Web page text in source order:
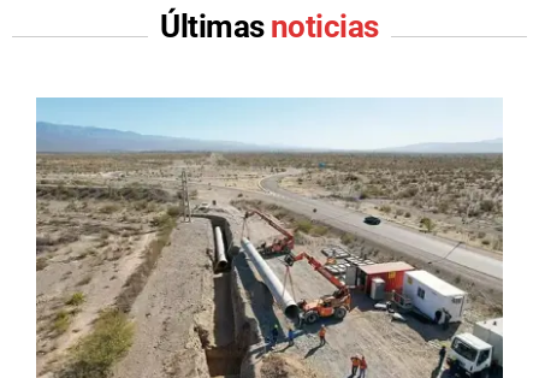
Últimas noticias